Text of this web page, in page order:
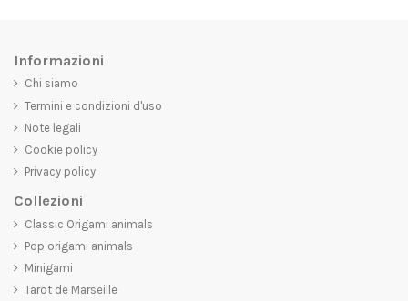
Informazioni
Chi siamo
Termini e condizioni d'uso
Note legali
Cookie policy
Privacy policy
Collezioni
Classic Origami animals
Pop origami animals
Minigami
Tarot de Marseille